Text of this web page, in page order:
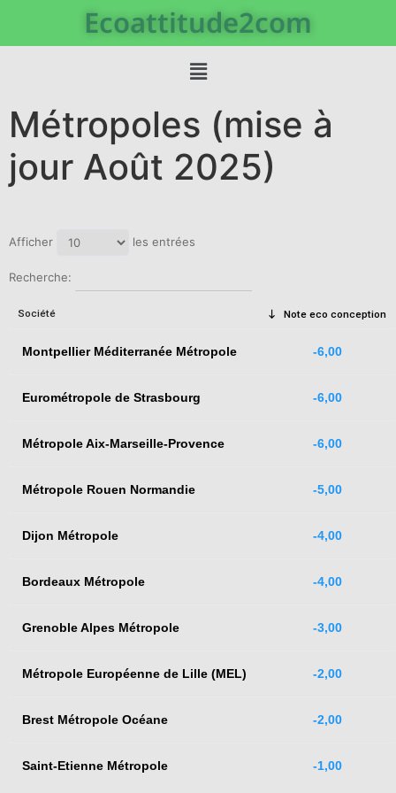
Ecoattitude2com
Métropoles (mise à
jour Août 2025)
Afficher les entrées
Recherche:
Société Note eco conception
Montpellier Méditerranée Métropole -6,00
Eurométropole de Strasbourg -6,00
Métropole Aix-Marseille-Provence -6,00
Métropole Rouen Normandie -5,00
Dijon Métropole -4,00
Bordeaux Métropole -4,00
Grenoble Alpes Métropole -3,00
Métropole Européenne de Lille (MEL) -2,00
Brest Métropole Océane -2,00
Saint-Etienne Métropole -1,00